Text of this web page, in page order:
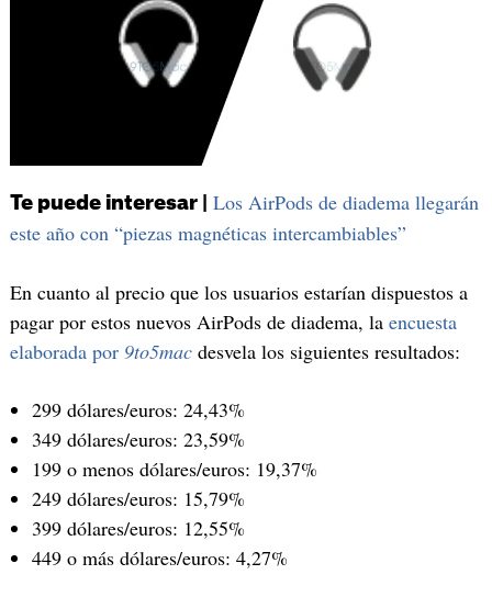
Te puede interesar |
Los AirPods de diadema llegarán
este año con “piezas magnéticas intercambiables”
En cuanto al precio que los usuarios estarían dispuestos a
pagar por estos nuevos AirPods de diadema, la encuesta
elaborada por 9to5macdesvela los siguientes resultados:
299 dólares/euros: 24,43%
349 dólares/euros: 23,59%
199 o menos dólares/euros: 19,37%
249 dólares/euros: 15,79%
399 dólares/euros: 12,55%
449 o más dólares/euros: 4,27%